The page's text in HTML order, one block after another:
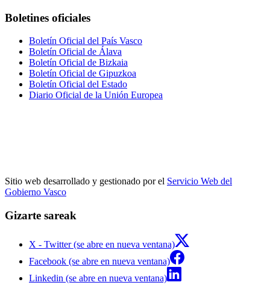
Boletines oficiales
Boletín Oficial del País Vasco
Boletín Oficial de Álava
Boletín Oficial de Bizkaia
Boletín Oficial de Gipuzkoa
Boletín Oficial del Estado
Diario Oficial de la Unión Europea
Sitio web desarrollado y gestionado por el Servicio Web del
Gobierno Vasco
Gizarte sareak
X - Twitter (se abre en nueva ventana)
Facebook (se abre en nueva ventana)
Linkedin (se abre en nueva ventana)